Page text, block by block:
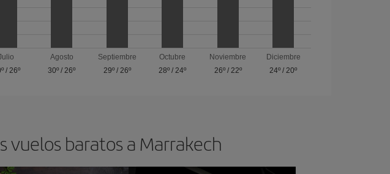
/ 26º
Agosto
30º /26º
Septiembre
29º/ 26º
Octubre
28º /24º
Noviembre
26º/ 22º
Diciembre
24º /20º
vuelos baratos a Marrakech